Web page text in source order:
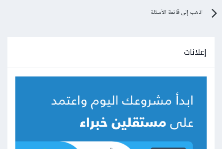
اذهب إلى قائمة الأسئلة
إعلانات